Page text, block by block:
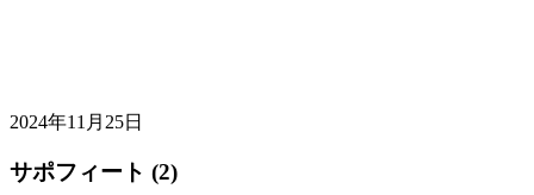
2024年11月25日
サポフィート (2)